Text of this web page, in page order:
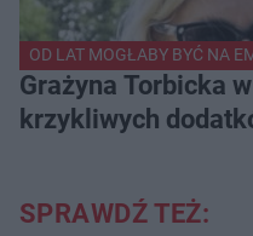
OD LAT MOGŁABY BYĆ NA
Grażyna Torbicka
krzykliwych
SPRAWDŹ TEŻ: